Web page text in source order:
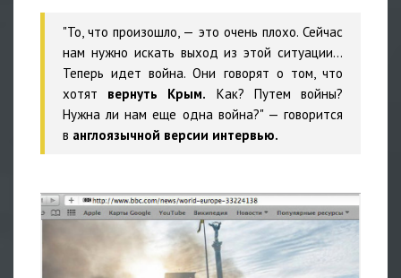
"То, что произошло, — это очень плохо. Сейчас
нам нужно искать выход из этой ситуации…
Теперь идет война. Они говорят о том, что
хотят вернуть Крым. Как? Путем войны?
Нужна ли нам еще одна война?" — говорится
в англоязычной версии интервью.